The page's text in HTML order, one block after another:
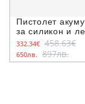
Пистолет
за силикон и
Dewalt
2.0Ah
332.34€ 458.63€
650лв. 897лв.